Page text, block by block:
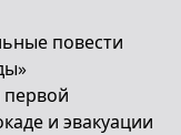
повести
и эвакуации